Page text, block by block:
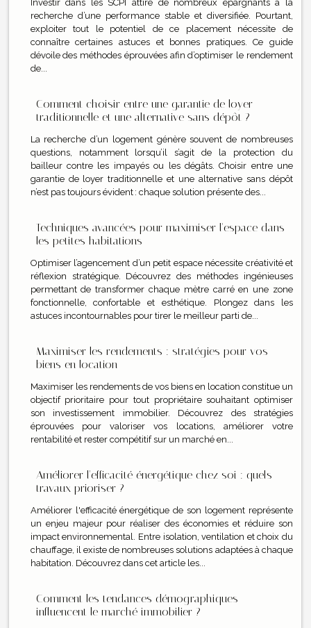
Investir dans les SCPI attire de nombreux épargnants à la
recherche d’une performance stable et diversifiée. Pourtant,
exploiter tout le potentiel de ce placement nécessite de
connaître certaines astuces et bonnes pratiques. Ce guide
dévoile des méthodes éprouvées afin d’optimiser le rendement
de...
Comment choisir entre une garantie de loyer
traditionnelle et une alternative sans dépôt ?
La recherche d’un logement génère souvent de nombreuses
questions, notamment lorsqu’il s’agit de la protection du
bailleur contre les impayés ou les dégâts. Choisir entre une
garantie de loyer traditionnelle et une alternative sans dépôt
n’est pas toujours évident : chaque solution présente des...
Techniques avancées pour maximiser l'espace dans
les petites habitations
Optimiser l’agencement d’un petit espace nécessite créativité et
réflexion stratégique. Découvrez des méthodes ingénieuses
permettant de transformer chaque mètre carré en une zone
fonctionnelle, confortable et esthétique. Plongez dans les
astuces incontournables pour tirer le meilleur parti de...
Maximiser les rendements : stratégies pour vos
biens en location
Maximiser les rendements de vos biens en location constitue un
objectif prioritaire pour tout propriétaire souhaitant optimiser
son investissement immobilier. Découvrez des stratégies
éprouvées pour valoriser vos locations, améliorer votre
rentabilité et rester compétitif sur un marché en...
Améliorer l'efficacité énergétique chez soi : quels
travaux prioriser ?
Améliorer l'efficacité énergétique de son logement représente
un enjeu majeur pour réaliser des économies et réduire son
impact environnemental. Entre isolation, ventilation et choix du
chauffage, il existe de nombreuses solutions adaptées à chaque
habitation. Découvrez dans cet article les...
Comment les tendances démographiques
influencent le marché immobilier ?